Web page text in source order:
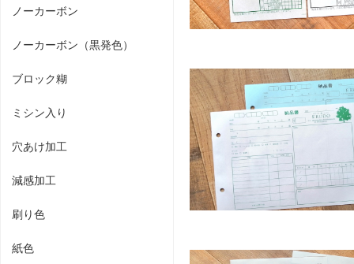
ノーカーボン
ノーカーボン（黒発色）
ブロック糊
ミシン入り
穴あけ加工
減感加工
刷り色
紙色